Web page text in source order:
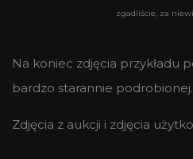
zgadliście, za
Na koniec zdjęcia przykładu
bardzo starannie
Zdjęcia z aukcji i zdjęcia